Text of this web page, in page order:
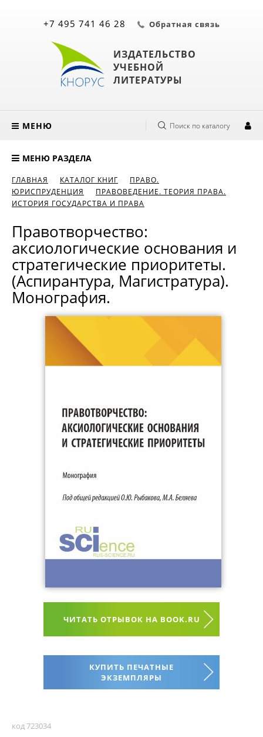
ИЗДАТЕЛЬСТВО
УЧЕБНОЙ
ЛИТЕРАТУРЫ
+7 495 741 46 28 Обратная связь
МЕНЮ Поиск по каталогу
МЕНЮ РАЗДЕЛА
ГЛАВНАЯ КАТАЛОГ КНИГ
ПРАВО.
ЮРИСПРУДЕНЦИЯ
ПРАВОВЕДЕНИЕ. ТЕОРИЯ ПРАВА.
ИСТОРИЯ ГОСУДАРСТВА И ПРАВА
Правотворчество:
аксиологические основания и
стратегические приоритеты.
(Аспирантура, Магистратура).
Монография.
ЧИТАТЬ ОТРЫВОК НА BOOK.RU
КУПИТЬ ПЕЧАТНЫЕ
ЭКЗЕМПЛЯРЫ
код 723034